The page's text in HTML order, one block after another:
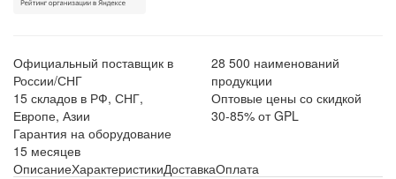
Официальный поставщик в
России/СНГ
28 500 наименований
продукции
15 складов в РФ, СНГ,
Европе, Азии
Оптовые цены со скидкой
30-85% от GPL
Гарантия на оборудование
15 месяцев
ОписаниеХарактеристикиДоставкаОплата